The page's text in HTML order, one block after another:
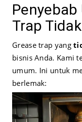
Trap
Grease trap yang
bisnis Anda. Kami
umum. Ini untuk
berlemak: